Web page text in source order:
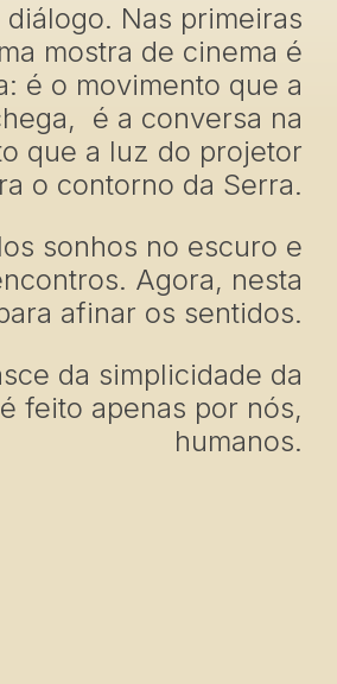
Nas primeiras
mostra de cinema é
é o movimento que a
é a conversa na
que a luz do projetor
o contorno da Serra.
sonhos no escuro e
Agora, nesta
afinar os sentidos.
da simplicidade da
feito apenas por nós,
humanos.